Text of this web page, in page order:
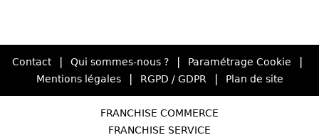
Contact | Qui sommes-nous ? | Paramétrage Cookie |
Mentions légales | RGPD / GDPR | Plan de site
FRANCHISE COMMERCE
FRANCHISE SERVICE